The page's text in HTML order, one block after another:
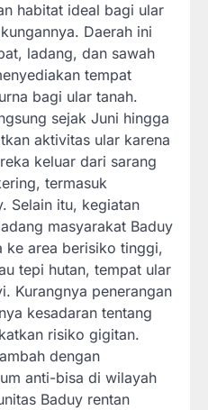
habitat ideal bagi ular
Daerah ini
ladang, dan sawah
tempat
bagi ular tanah.
sejak Juni hingga
aktivitas ular karena
keluar dari sarang
termasuk
Selain itu, kegiatan
masyarakat Baduy
ke area berisiko tinggi,
tepi hutan, tempat ular
Kurangnya penerangan
kesadaran tentang
risiko gigitan.
dengan
anti-bisa di wilayah
Baduy rentan